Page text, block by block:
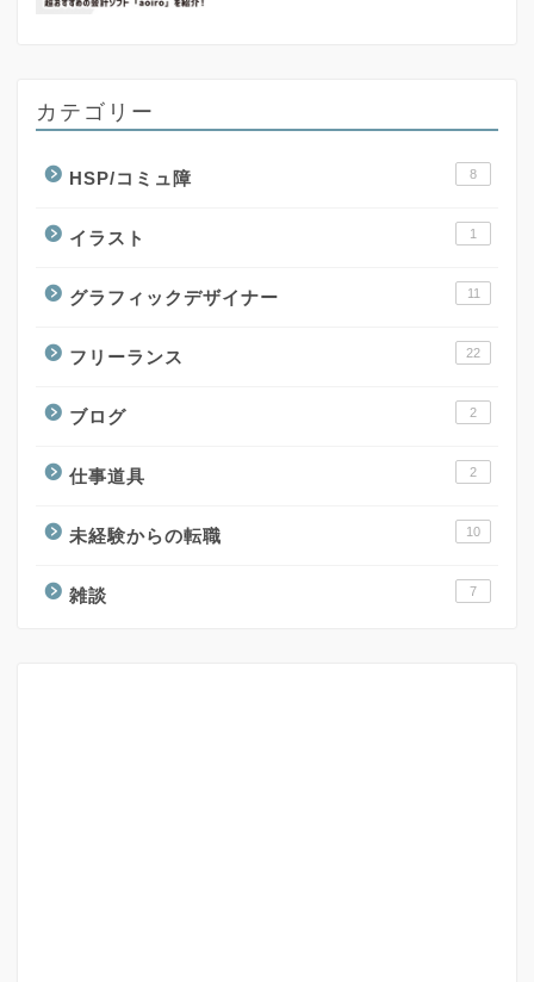
カテゴリー
HSP/コミュ障 8
イラスト 1
グラフィックデザイナー 11
フリーランス 22
ブログ 2
仕事道具 2
未経験からの転職 10
雑談 7